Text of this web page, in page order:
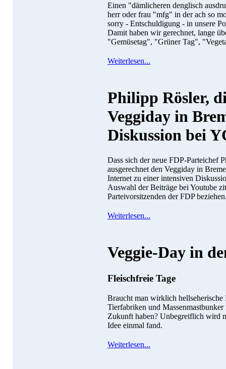
Einen "dämlicheren denglisch
herr oder frau "mfg" in der ach so
sorry - Entschuldigung - in unsere
Damit haben wir gerechnet, lange
"Gemüsetag", "Grüner Tag",
Weiterlesen...
Philipp Rösler,
Veggiday in
Diskussion bei
Dass sich der neue FDP-Parteichef
ausgerechnet den Veggiday in
Internet zu einer intensiven
Auswahl der Beiträge bei Youtube
Parteivorsitzenden der FDP
Weiterlesen...
Veggie-Day in
Fleischfreie Tage
Braucht man wirklich hellseherische
Tierfabriken und
Zukunft haben? Unbegreiflich wird
Idee einmal fand.
Weiterlesen...